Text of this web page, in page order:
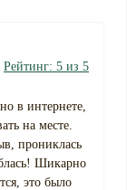
Рейтинг: 5 из 5
в интернете,
на месте.
прониклась
Шикарно
это было